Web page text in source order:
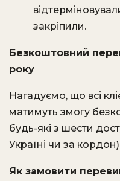
закріпили.
Безкоштовний
року
Нагадуємо, що всі
матимуть змогу
будь-які з шести
Україні чи за
Як замовити